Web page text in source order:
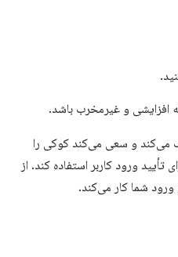
می‌کند و سعی می‌کند کوکی را
ورود کاربر استفاده کند. از